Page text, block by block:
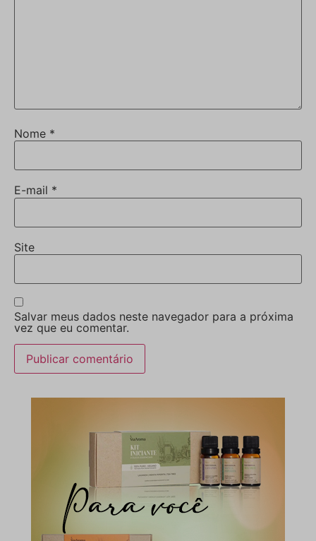
Nome *
E-mail *
Site
Salvar meus dados neste navegador para a próxima
vez que eu comentar.